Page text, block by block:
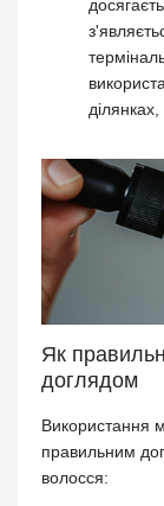
Як
доглядом
Використання
правильним
волосся: